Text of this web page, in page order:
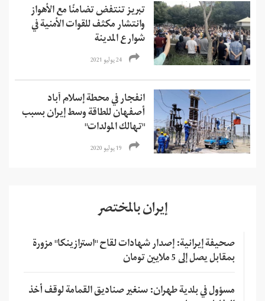
تبريز تنتفض تضامنًا مع الأهواز
وانتشار مكثف للقوات الأمنية في
شوارع المدينة
24 يوليو 2021
انفجار في محطة إسلام آباد
أصفهان للطاقة وسط إيران بسبب
"تهالك المولدات"
19 يوليو 2020
إيران بالمختصر
صحيفة إيرانية: إصدار شهادات لقاح "استرازينكا" مزورة
بمقابل يصل إلى 5 ملايين تومان
مسؤول في بلدية طهران: سنغير صناديق القمامة لوقف أخذ